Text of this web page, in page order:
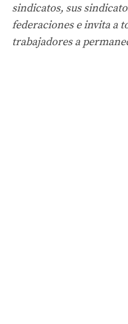
sindicatos, sus
federaciones e invita a
trabajadores a